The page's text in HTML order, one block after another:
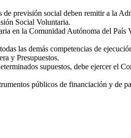
previsión social deben remitir a la
Social Voluntaria.
en la Comunidad Autónoma del
las demás competencias de
y Presupuestos.
supuestos, debe ejercer el
públicos de financiación y de